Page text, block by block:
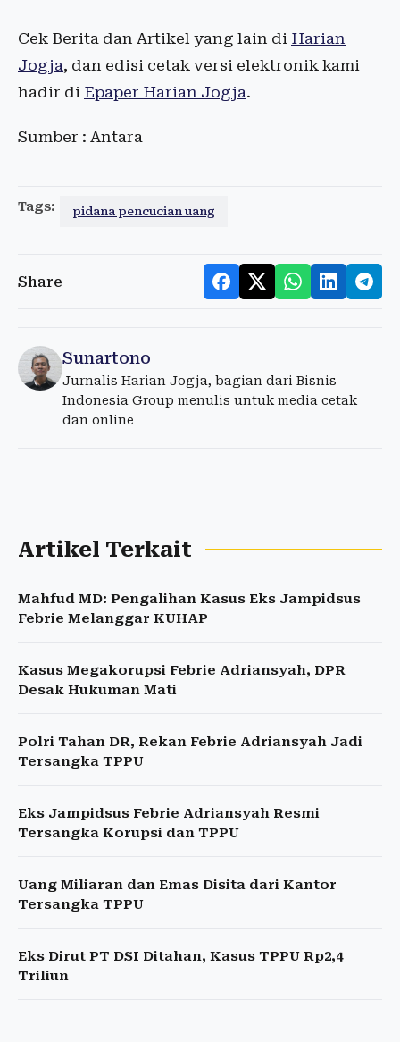
Cek Berita dan Artikel yang lain di Harian
Jogja, dan edisi cetak versi elektronik kami
hadir di Epaper Harian Jogja.
Sumber : Antara
Tags: pidana pencucian uang
Share
Sunartono
Jurnalis Harian Jogja, bagian dari Bisnis
Indonesia Group menulis untuk media cetak
dan online
Artikel Terkait
Mahfud MD: Pengalihan Kasus Eks Jampidsus
Febrie Melanggar KUHAP
Kasus Megakorupsi Febrie Adriansyah, DPR
Desak Hukuman Mati
Polri Tahan DR, Rekan Febrie Adriansyah Jadi
Tersangka TPPU
Eks Jampidsus Febrie Adriansyah Resmi
Tersangka Korupsi dan TPPU
Uang Miliaran dan Emas Disita dari Kantor
Tersangka TPPU
Eks Dirut PT DSI Ditahan, Kasus TPPU Rp2,4
Triliun